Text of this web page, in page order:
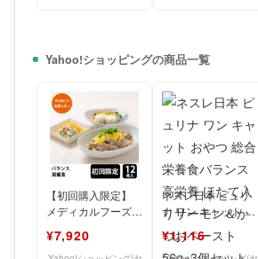
Yahoo!ショッピングの商品一覧
【初回購入限定】
メディカルフーズ
食12食セット
¥7,920
ネスレ日本 ピュリ
ナ ワン キャット お
ランス 高栄養 ほた
¥1,116